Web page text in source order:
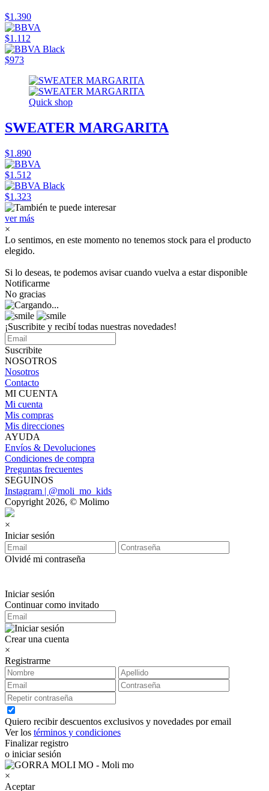
$1.390
$1.112
$973
Quick shop
SWEATER MARGARITA
$1.890
$1.512
$1.323
ver más
×
Lo sentimos, en este momento no tenemos stock para el producto
elegido.
Si lo deseas, te podemos avisar cuando vuelva a estar disponible
Notificarme
No gracias
¡Suscribite y recibí todas nuestras novedades!
Suscribite
NOSOTROS
Nosotros
Contacto
MI CUENTA
Mi cuenta
Mis compras
Mis direcciones
AYUDA
Envíos & Devoluciones
Condiciones de compra
Preguntas frecuentes
SEGUINOS
Instagram | @moli_mo_kids
Copyright 2026, © Molimo
×
Iniciar sesión
Olvidé mi contraseña
Iniciar sesión
Continuar como invitado
Crear una cuenta
×
Registrarme
Quiero recibir descuentos exclusivos y novedades por email
Ver los términos y condiciones
Finalizar registro
o iniciar sesión
×
Aceptar